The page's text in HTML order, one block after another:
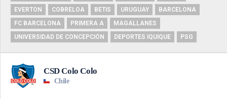
EVERTON
COBRELOA BETIS URUGUAY
BARCELONA
FC BARCELONA
PRIMERA A
MAGALLANES
UNIVERSIDAD DE CONCEPCIÓN
DEPORTES IQUIQUE PSG